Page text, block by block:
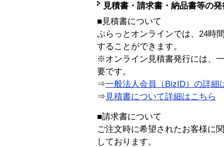
見積書・請求書・納品書等の
■見積書について
ぷらっとオンラインでは、24時
することができます。
※オンライン見積書発行には、
要です。
⇒一般法人会員（BizID）の詳細
⇒ 見積書について詳細はこちら
■請求書について
ご注文時に希望されたお客様に
しております。